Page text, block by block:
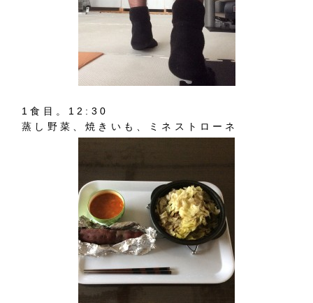
1食目。12:30
蒸し野菜、焼きいも、ミネストローネ